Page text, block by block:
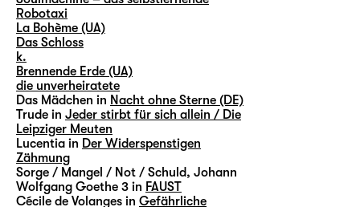
Robotaxi
La Bohème (UA)
Das Schloss
k.
Brennende Erde (UA)
die unverheiratete
Das Mädchen in Nacht ohne Sterne (DE)
Trude in Jeder stirbt für sich allein / Die
Leipziger Meuten
Lucentia in Der Widerspenstigen
Zähmung
Sorge / Mangel / Not / Schuld, Johann
Wolfgang Goethe 3 in FAUST
Cécile de Volanges in Gefährliche